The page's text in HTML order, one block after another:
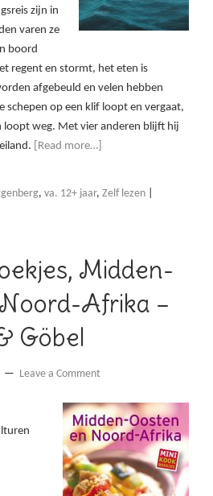
zijn in
varen ze
boord
regent en stormt, het eten is
afgebeuld en velen hebben
schepen op een klif loopt en vergaat,
loopt weg. Met vier anderen blijft hij
[Read more…]
, va. 12+ jaar, Zelf lezen
Midden-
Afrika –
Göbel
Leave a Comment